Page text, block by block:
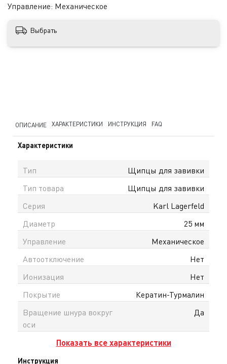
Управление: Механическое
Выбрать
ОПИСАНИЕ ХАРАКТЕРИСТИКИ ИНСТРУКЦИЯ FAQ
Характеристики
Тип
Щипцы для завивки
Тип товара
Щипцы для завивки
Серия
Karl Lagerfeld
Диаметр
25 мм
Управление
Механическое
Автоотключение
Нет
Ионизация
Нет
Покрытие
Кератин-Турмалин
Вращение шнура вокруг
оси
Да
Показать все характеристики
Инструкция